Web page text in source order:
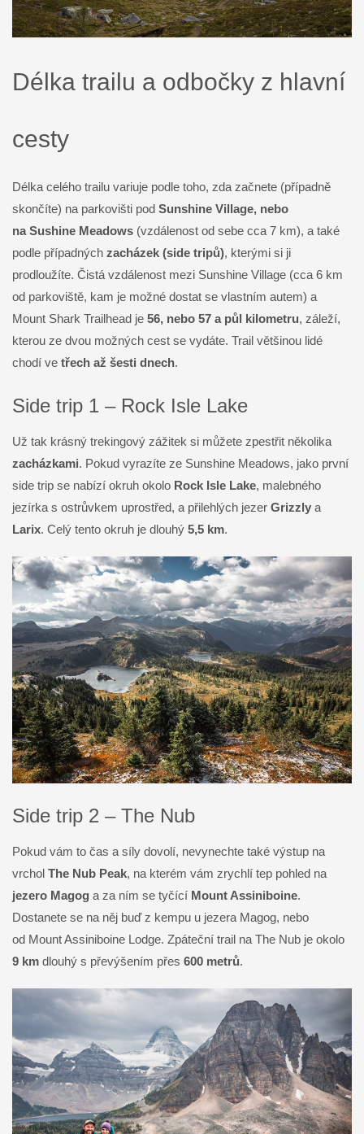
Délka trailu a odbočky z hlavní
cesty
Délka celého trailu variuje podle toho, zda začnete (případně
skončíte) na parkovišti pod Sunshine Village, nebo
na Sushine Meadows (vzdálenost od sebe cca 7 km), a také
podle případných zacházek (side tripů), kterými si ji
prodloužíte. Čistá vzdálenost mezi Sunshine Village (cca 6 km
od parkoviště, kam je možné dostat se vlastním autem) a
Mount Shark Trailhead je 56, nebo 57 a půl kilometru, záleží,
kterou ze dvou možných cest se vydáte. Trail většinou lidé
chodí ve třech až šesti dnech.
Side trip 1 – Rock Isle Lake
Už tak krásný trekingový zážitek si můžete zpestřit několika
zacházkami. Pokud vyrazíte ze Sunshine Meadows, jako první
side trip se nabízí okruh okolo Rock Isle Lake, malebného
jezírka s ostrůvkem uprostřed, a přilehlých jezer Grizzly a
Larix. Celý tento okruh je dlouhý 5,5 km.
Side trip 2 – The Nub
Pokud vám to čas a síly dovolí, nevynechte také výstup na
vrchol The Nub Peak, na kterém vám zrychlí tep pohled na
jezero Magog a za ním se tyčící Mount Assiniboine.
Dostanete se na něj buď z kempu u jezera Magog, nebo
od Mount Assiniboine Lodge. Zpáteční trail na The Nub je okolo
9 km dlouhý s převýšením přes 600 metrů.